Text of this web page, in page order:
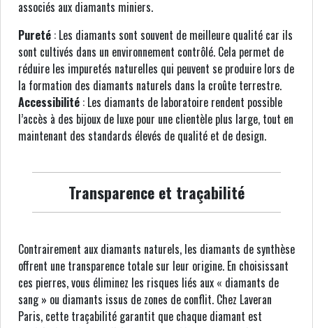
associés aux diamants miniers.
Pureté : Les diamants sont souvent de meilleure qualité car ils
sont cultivés dans un environnement contrôlé. Cela permet de
réduire les impuretés naturelles qui peuvent se produire lors de
la formation des diamants naturels dans la croûte terrestre.
Accessibilité : Les diamants de laboratoire rendent possible
l’accès à des bijoux de luxe pour une clientèle plus large, tout en
maintenant des standards élevés de qualité et de design.
Transparence et traçabilité
Contrairement aux diamants naturels, les diamants de synthèse
offrent une transparence totale sur leur origine. En choisissant
ces pierres, vous éliminez les risques liés aux « diamants de
sang » ou diamants issus de zones de conflit. Chez Laveran
Paris, cette traçabilité garantit que chaque diamant est